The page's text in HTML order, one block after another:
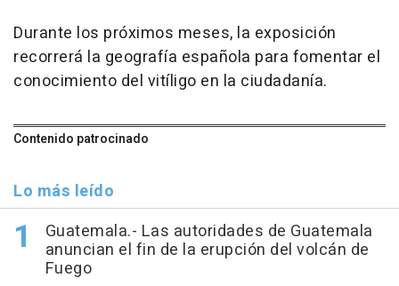
Durante los próximos meses, la exposición
recorrerá la geografía española para fomentar el
conocimiento del vitíligo en la ciudadanía.
Contenido patrocinado
Lo más leído
Guatemala.- Las autoridades de Guatemala
anuncian el fin de la erupción del volcán de
Fuego